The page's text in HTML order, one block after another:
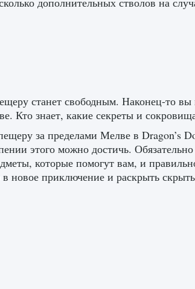
станет свободным. Наконец-то
Кто знает, какие секреты и
за пределами Мелве в Dragon’s
этого можно достичь. Обязательно
которые помогут вам, и
в новое приключение и раскрыть